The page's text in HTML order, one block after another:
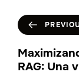
RAG: Una